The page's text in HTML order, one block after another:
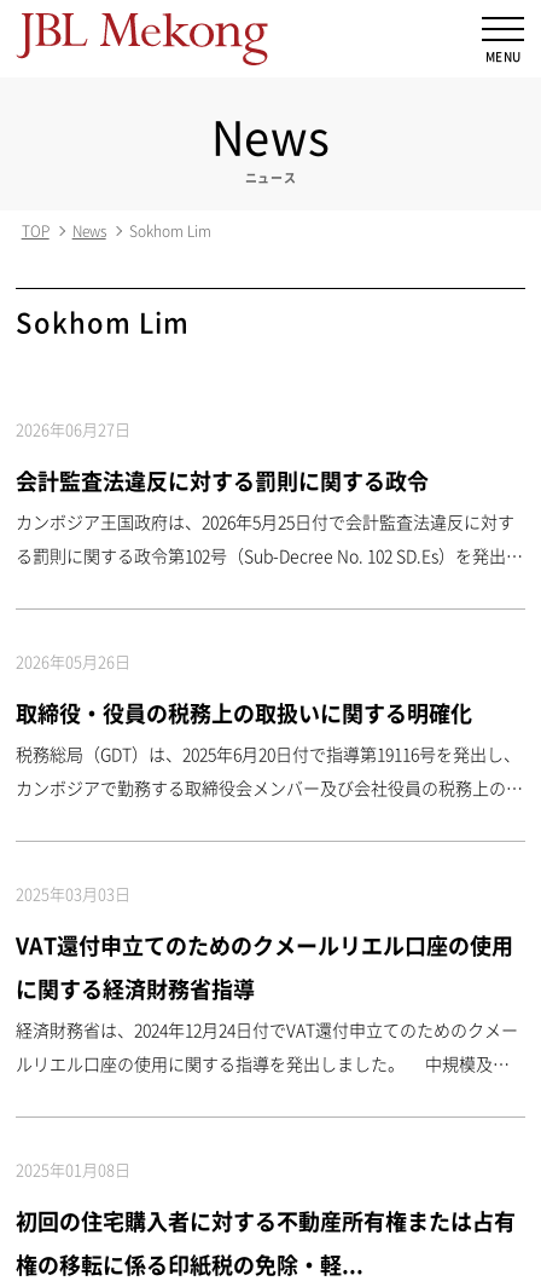
News
ニュース
TOP News Sokhom Lim
Sokhom Lim
2026年06月27日
会計監査法違反に対する罰則に関する政令
カンボジア王国政府は、2026年5月25日付で会計監査法違反に対す
る罰則に関する政令第102号（Sub-Decree No. 102 SD.Es）を発出し
2026年05月26日
取締役・役員の税務上の取扱いに関する明確化
税務総局（GDT）は、2025年6月20日付で指導第19116号を発出し、
カンボジアで勤務する取締役会メンバー及び会社役員の税務上の取
2025年03月03日
VAT還付申立てのためのクメールリエル口座の使用
に関する経済財務省指導
経済財務省は、2024年12月24日付でVAT還付申立てのためのクメー
ルリエル口座の使用に関する指導を発出しました。 中規模及び
2025年01月08日
初回の住宅購入者に対する不動産所有権または占有
権の移転に係る印紙税の免除・軽...